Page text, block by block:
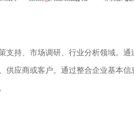
支持、市场调研、行业分析领域。通
供应商或客户。通过整合企业基本信